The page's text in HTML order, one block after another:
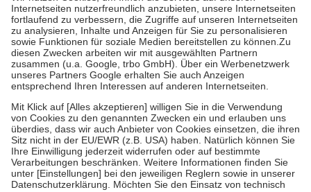
Kosten der Leistung zu entrichten.
Diese Regeln gelten grundsätzlich auch für Online-Apotheken.
Bei Heilmitteln und häuslicher Krankenpflege beträgt die
Zuzahlung zehn Prozent der Kosten sowie zehn Euro je
Verordnung.
Um das Engagement der Versicherten für ihre eigene Gesundheit zu
stärken und die besondere Stellung der Familie zu unterstützen,
fallenkeine Zuzahlungenan bei:
• Kindern und Jugendlichen bis zum vollendeten 18. Lebensjahr
mit Ausnahme der Fahrkosten
• Untersuchungen zur Vorsorge und Früherkennung, die von der
GKV getragen werden
• empfohlenen Schutzimpfungen